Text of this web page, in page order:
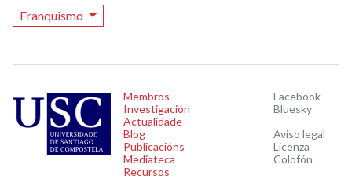
Franquismo
Membros
Investigación
Actualidade
Blog
Publicacións
Mediateca
Recursos
Facebook
Bluesky
Aviso legal
Licenza
Colofón